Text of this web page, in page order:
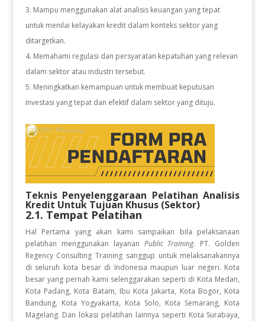
3. Mampu menggunakan alat analisis keuangan yang tepat
untuk menilai kelayakan kredit dalam konteks sektor yang
ditargetkan.
4. Memahami regulasi dan persyaratan kepatuhan yang relevan
dalam sektor atau industri tersebut.
5. Meningkatkan kemampuan untuk membuat keputusan
investasi yang tepat dan efektif dalam sektor yang dituju.
Teknis Penyelenggaraan Pelatihan Analisis
Kredit Untuk Tujuan Khusus (Sektor)
2.1. Tempat Pelatihan
Hal Pertama yang akan kami sampaikan bila pelaksanaan
pelatihan menggunakan layanan Public Training. PT. Golden
Regency Consulting Training sanggup untuk melaksanakannya
di seluruh kota besar di Indonesia maupun luar negeri. Kota
besar yang pernah kami selenggarakan seperti di Kota Medan,
Kota Padang, Kota Batam, Ibu Kota Jakarta, Kota Bogor, Kota
Bandung, Kota Yogyakarta, Kota Solo, Kota Semarang, Kota
Magelang. Dan lokasi pelatihan lainnya seperti Kota Surabaya,